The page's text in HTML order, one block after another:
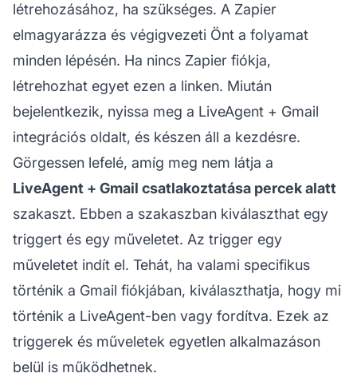
létrehozásához, ha szükséges. A Zapier
elmagyarázza és végigvezeti Önt a folyamat
minden lépésén. Ha nincs Zapier fiókja,
létrehozhat egyet ezen a linken. Miután
bejelentkezik, nyissa meg a LiveAgent + Gmail
integrációs oldalt, és készen áll a kezdésre.
Görgessen lefelé, amíg meg nem látja a
LiveAgent + Gmail csatlakoztatása percek alatt
szakaszt. Ebben a szakaszban kiválaszthat egy
triggert és egy műveletet. Az trigger egy
műveletet indít el. Tehát, ha valami specifikus
történik a Gmail fiókjában, kiválaszthatja, hogy mi
történik a LiveAgent-ben vagy fordítva. Ezek az
triggerek és műveletek egyetlen alkalmazáson
belül is működhetnek.